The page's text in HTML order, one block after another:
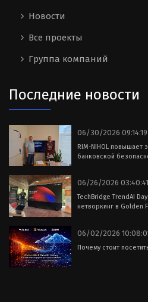
Новости
Все проекты
Группа компаний
Последние новости
06/30/2026
RIM-NIHOL повышает
банковской
06/26/2026
TechBridge TrendAI
нетворкинг в Golden
06/02/2026
Почему стоит